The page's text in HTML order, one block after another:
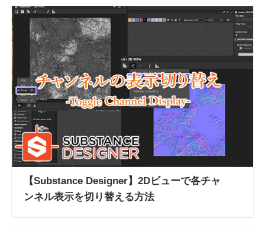
【Substance Designer】2Dビューで各チャ
ンネル表示を切り替える方法